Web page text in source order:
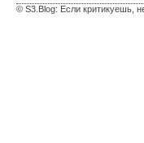
© S3.Blog: Если критикуешь,